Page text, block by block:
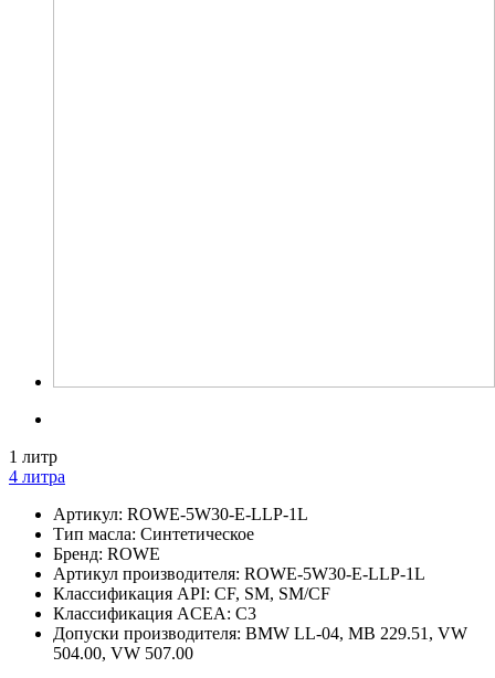
1 литр
4 литра
Артикул: ROWE-5W30-E-LLP-1L
Тип масла: Cинтетическое
Бренд: ROWE
Артикул производителя: ROWE-5W30-E-LLP-1L
Классификация API: CF, SM, SM/CF
Классификация ACEA: C3
Допуски производителя: BMW LL-04, MB 229.51, VW
504.00, VW 507.00